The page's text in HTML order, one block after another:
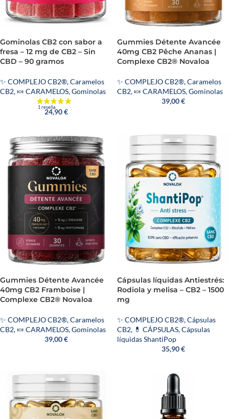
Gominolas CB2 con sabor a
fresa – 12 mg de CB2 – Sin
CBD – 90 gramos
✨ COMPLEJO CB2®,Caramelos
CB2,🍬 CARAMELOS,Gominolas
24,90€
Gummies Détente Avancée
40mg CB2 Pêche Ananas |
Complexe CB2® Novaloa
✨ COMPLEJO CB2®,Caramelos
CB2,🍬 CARAMELOS,Gominolas
39,00€
Gummies Détente Avancée
40mg CB2 Framboise |
Complexe CB2® Novaloa
✨ COMPLEJO CB2®,Caramelos
CB2,🍬 CARAMELOS,Gominolas
39,00€
Cápsulas líquidas Antiestrés:
Rodiola y melisa – CB2 – 1500
mg
✨ COMPLEJO CB2®,Cápsulas
CB2, 💊 CÁPSULAS,Cápsulas
líquidas ShantiPop
35,90€